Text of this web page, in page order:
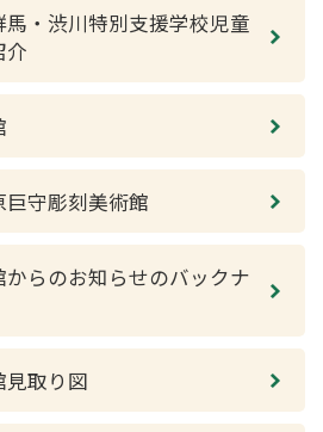
・渋川特別支援学校児童
介
守彫刻美術館
らのお知らせのバックナ
取り図